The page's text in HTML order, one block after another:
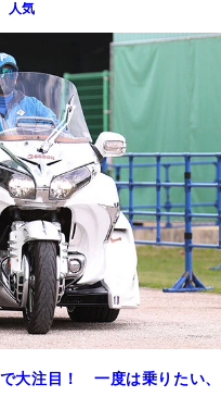
人気
大注目！ 一度は乗りたい、